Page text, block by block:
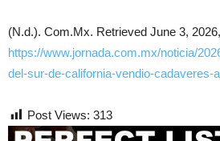
(N.d.). Com.Mx. Retrieved June 3,
https://www.jornada.com.mx/noticia/
del-sur-de-california-vendio-cadaveres-
Post Views: 313